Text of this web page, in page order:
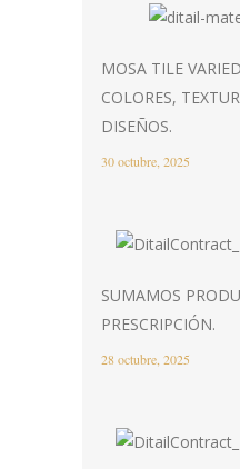
MOSA TILE
COLORES,
DISEÑOS.
30 octubre, 2025
SUMAMOS
PRESCRIPCIÓN.
28 octubre, 2025